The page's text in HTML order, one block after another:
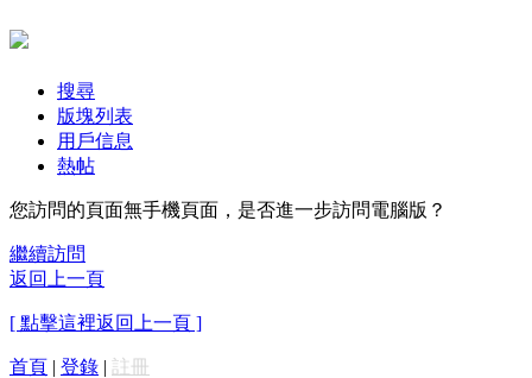
搜尋
版塊列表
用戶信息
熱帖
您訪問的頁面無手機頁面，是否進一步訪問電腦版？
繼續訪問
返回上一頁
[ 點擊這裡返回上一頁 ]
首頁 | 登錄 | 註冊